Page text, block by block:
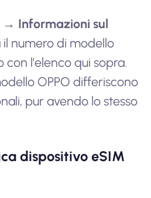
Informazioni sul
numero di modello
con l'elenco qui sopra.
OPPO differiscono
pur avendo lo stesso
dispositivo eSIM